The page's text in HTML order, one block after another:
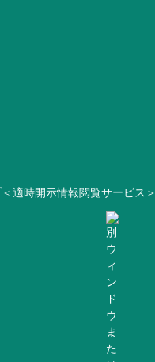
適時開示情報閲覧サービス＞